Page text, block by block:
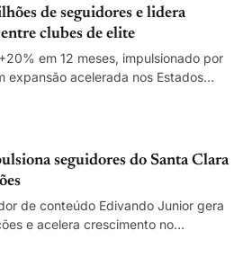
de seguidores e lidera
clubes de elite
em 12 meses, impulsionado por
expansão acelerada nos Estados
seguidores do Santa Clara
de conteúdo Edivando Junior gera
e acelera crescimento no